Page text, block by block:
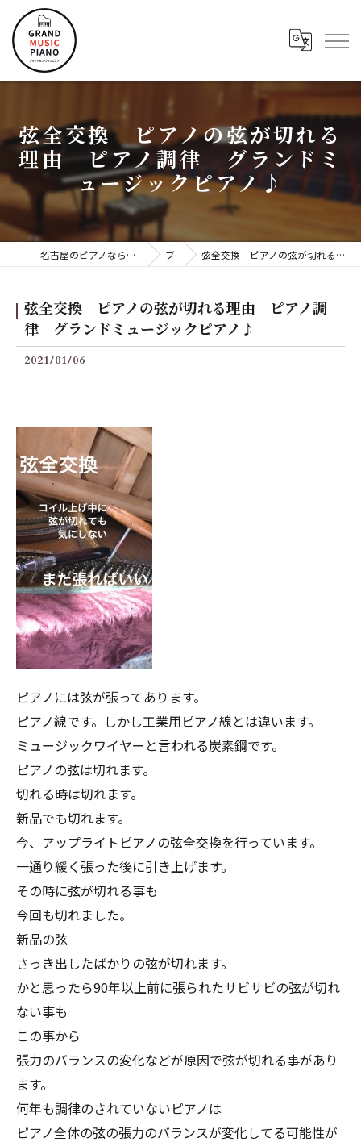
弦全交換 ピアノの弦が切れる
理由 ピアノ調律 グランドミ
ュージックピアノ♪
名古屋のピアノならグランドミュージックピアノ株式会社 ブログ 弦全交換 ピアノの弦が切れる理由 ピアノ調律 グランドミュージックピアノ♪
弦全交換 ピアノの弦が切れる理由 ピアノ調
律 グランドミュージックピアノ♪
2021/01/06
ピアノには弦が張ってあります。
ピアノ線です。しかし工業用ピアノ線とは違います。
ミュージックワイヤーと言われる炭素鋼です。
ピアノの弦は切れます。
切れる時は切れます。
新品でも切れます。
今、アップライトピアノの弦全交換を行っています。
一通り緩く張った後に引き上げます。
その時に弦が切れる事も
今回も切れました。
新品の弦
さっき出したばかりの弦が切れます。
かと思ったら90年以上前に張られたサビサビの弦が切れ
ない事も
この事から
張力のバランスの変化などが原因で弦が切れる事があり
ます。
何年も調律のされていないピアノは
ピアノ全体の弦の張力のバランスが変化してる可能性が